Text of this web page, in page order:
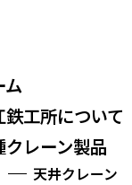
ム
鉄工所について
クレーン製品
天井クレーン